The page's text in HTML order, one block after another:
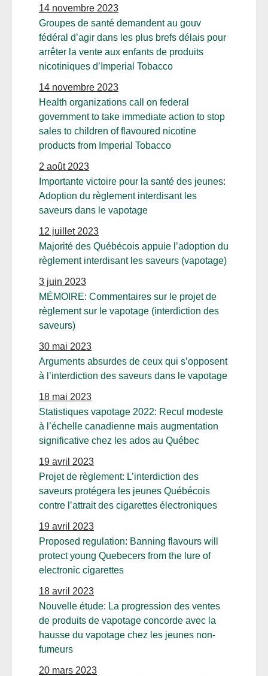
14 novembre 2023
Groupes de santé demandent au gouv
fédéral d’agir dans les plus brefs délais pour
arrêter la vente aux enfants de produits
nicotiniques d’Imperial Tobacco
14 novembre 2023
Health organizations call on federal
government to take immediate action to stop
sales to children of flavoured nicotine
products from Imperial Tobacco
2 août 2023
Importante victoire pour la santé des jeunes:
Adoption du règlement interdisant les
saveurs dans le vapotage
12 juillet 2023
Majorité des Québécois appuie l’adoption du
règlement interdisant les saveurs (vapotage)
3 juin 2023
MÉMOIRE: Commentaires sur le projet de
règlement sur le vapotage (interdiction des
saveurs)
30 mai 2023
Arguments absurdes de ceux qui s’opposent
à l’interdiction des saveurs dans le vapotage
18 mai 2023
Statistiques vapotage 2022: Recul modeste
à l’échelle canadienne mais augmentation
significative chez les ados au Québec
19 avril 2023
Projet de règlement: L’interdiction des
saveurs protégera les jeunes Québécois
contre l’attrait des cigarettes électroniques
19 avril 2023
Proposed regulation: Banning flavours will
protect young Quebecers from the lure of
electronic cigarettes
18 avril 2023
Nouvelle étude: La progression des ventes
de produits de vapotage concorde avec la
hausse du vapotage chez les jeunes non-
fumeurs
20 mars 2023